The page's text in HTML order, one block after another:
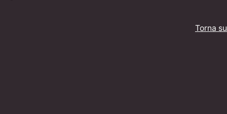
Torna su